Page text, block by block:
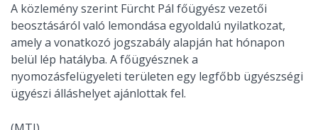
A közlemény szerint Fürcht Pál főügyész vezetői
beosztásáról való lemondása egyoldalú nyilatkozat,
amely a vonatkozó jogszabály alapján hat hónapon
belül lép hatályba. A főügyésznek a
nyomozásfelügyeleti területen egy legfőbb ügyészségi
ügyészi álláshelyet ajánlottak fel.